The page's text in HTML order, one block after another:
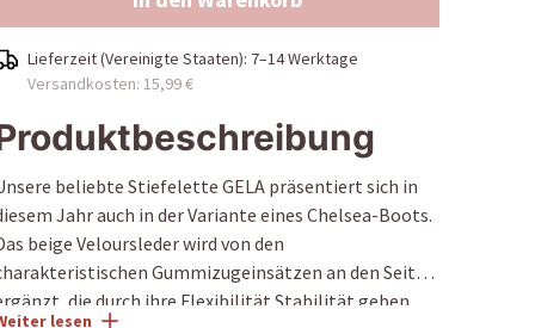
Lieferzeit (Vereinigte Staaten): 7–14 Werktage
Versandkosten: 15,99 €
beliebte Stiefelette GELA präsentiert sich in
Jahr auch in der Variante eines Chelsea-Boots.
beige Veloursleder wird von den
Gummizugeinsätzen an den Seiten
die durch ihre Flexibilität Stabilität geben
lesen